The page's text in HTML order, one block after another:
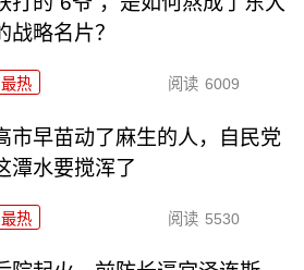
战略名片？
最热 阅读 6009
市早苗动了麻生的人，自民党
潭水要搅浑了
最热 阅读 5530